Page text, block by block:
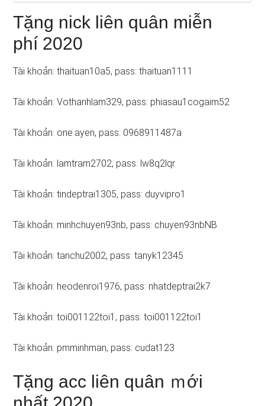
Tặng nick liên quân miễn
phí 2020
Tài khoản: thaituan10a5, pass: thaituan1111
Tài khoản: Vothanhlam329, pass: phiasau1cogaim52
Tài khoản: one.ayen, pass: 0968911487a
Tài khoản: lamtram2702, pass: lw8q2lqr
Tài khoản: tindeptrai1305, pass: duyvipro1
Tài khoản: minhchuyen93nb, pass: chuyen93nbNB
Tài khoản: tanchu2002, pass: tanyk12345
Tài khoản: heodenroi1976, pass: nhatdeptrai2k7
Tài khoản: toi001122toi1, pass: toi001122toi1
Tài khoản: pmminhman, pass: cudat123
Tặng acc liên quân ｍới